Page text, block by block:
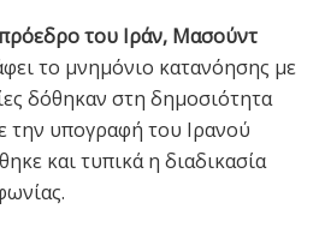
του Ιράν, Μασούντ
το μνημόνιο κατανόησης με
δόθηκαν στη δημοσιότητα
την υπογραφή του Ιρανού
και τυπικά η διαδικασία